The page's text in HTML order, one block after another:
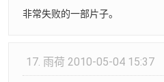
非常失败的一部片子。
17. 雨荷 2010-05-04 15:37